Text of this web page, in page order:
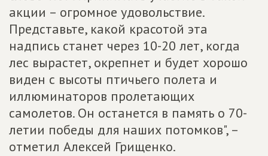
акции – огромное удовольствие.
Представьте, какой красотой эта
надпись станет через 10-20 лет, когда
лес вырастет, окрепнет и будет хорошо
виден с высоты птичьего полета и
иллюминаторов пролетающих
самолетов. Он останется в память о 70-
летии победы для наших потомков", –
отметил Алексей Грищенко.